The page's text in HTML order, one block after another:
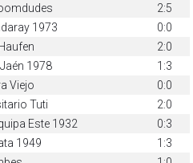
2:5
1973
0:0
2:0
1978
1:3
Viejo
0:0
Tuti
2:0
Este 1932
0:3
1949
1:3